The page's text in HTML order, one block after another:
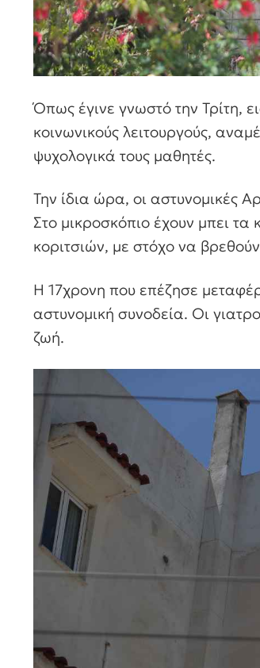
Όπως έγινε γνωστό την Τρίτη,
κοινωνικούς λειτουργούς,
ψυχολογικά τους μαθητές.
Την ίδια ώρα, οι αστυνομικές
Στο μικροσκόπιο έχουν μπει
κοριτσιών, με στόχο να
Η 17χρονη που επέζησε
αστυνομική συνοδεία. Οι
ζωή.